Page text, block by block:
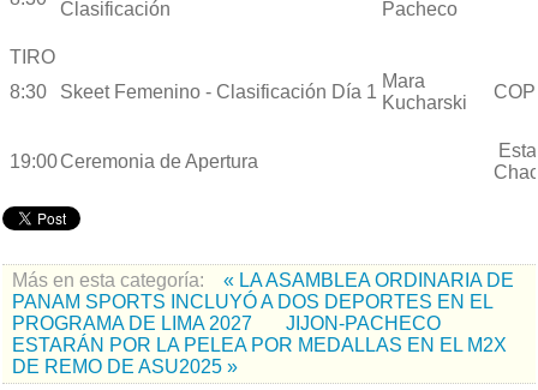
Clasificación
Pacheco
TIRO
8:30
Skeet Femenino - Clasificación Día 1
Mara
Kucharski
COP
19:00Ceremonia de Apertura
Más en esta categoría:
« LA ASAMBLEA ORDINARIA DE
PANAM SPORTS INCLUYÓ A DOS DEPORTES EN EL
PROGRAMA DE LIMA 2027
JIJON-PACHECO
ESTARÁN POR LA PELEA POR MEDALLAS EN EL M2X
DE REMO DE ASU2025 »